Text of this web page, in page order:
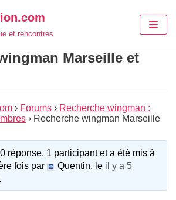
et rencontres
Marseille et
› Forums › Recherche wingman :
› Recherche wingman Marseille
réponse, 1 participant et a été mis à
fois par
Quentin, le il y a 5
.